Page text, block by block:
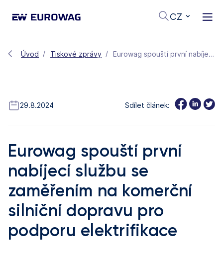
CZ
Úvod Tiskové zprávy Eurowag spouští první nabíjecí službu se zaměřením na komerční silniční dopravu pro podporu elektrifikace
29.8.2024 Sdílet článek:
Eurowag spouští první
nabíjecí službu se
zaměřením na komerční
silniční dopravu pro
podporu elektrifikace